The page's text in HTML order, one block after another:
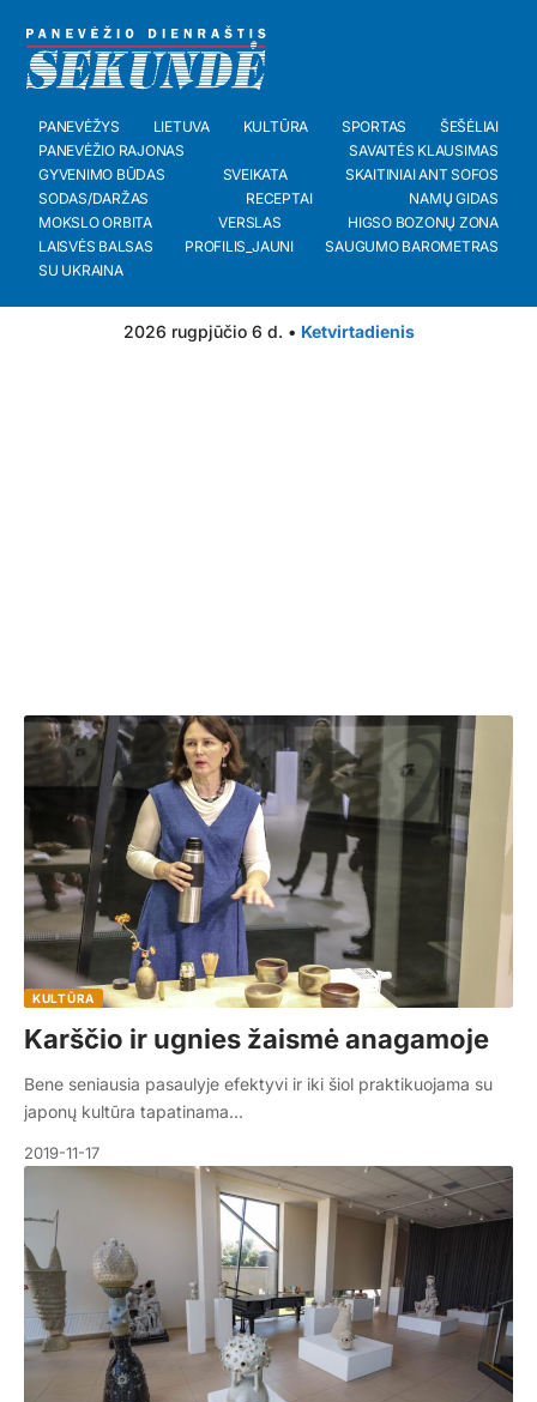
PANEVĖŽYS LIETUVA KULTŪRA SPORTAS
ŠEŠĖLIAI
PANEVĖŽIO RAJONAS
SAVAITĖS KLAUSIMAS
GYVENIMO BŪDAS
SVEIKATA
SKAITINIAI ANT SOFOS
SODAS/DARŽAS
RECEPTAI
NAMŲ GIDAS
MOKSLO ORBITA
VERSLAS
HIGSO BOZONŲ ZONA
LAISVĖS BALSAS
PROFILIS_JAUNI
SAUGUMO BAROMETRAS
SU UKRAINA
2026 rugpjūčio 6 d. • Ketvirtadienis
KULTŪRA
Karščio ir ugnies žaismė anagamoje
Bene seniausia pasaulyje efektyvi ir iki šiol praktikuojama su
japonų kultūra tapatinama…
2019-11-17